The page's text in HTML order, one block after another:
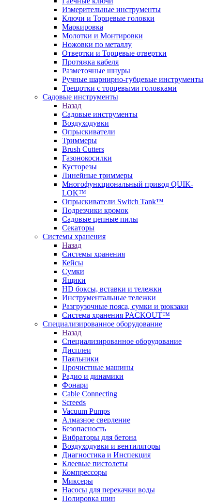
Измерительные инструменты
Ключи и Торцевые головки
Маркировка
Молотки и Монтировки
Ножовки по металлу
Отвертки и Торцевые отвертки
Протяжка кабеля
Разметочные шнуры
Ручные шарнирно-губцевые инструменты
Трещотки с торцевыми головками
Садовые инструменты
Назад
Садовые инструменты
Воздуходувки
Опрыскиватели
Триммеры
Brush Cutters
Газонокосилки
Кусторезы
Линейные триммеры
Многофункциональный привод QUIK-
LOK™
Опрыскиватели Switch Tank™
Подрезчики кромок
Садовые цепные пилы
Секаторы
Системы хранения
Назад
Системы хранения
Кейсы
Сумки
Ящики
HD боксы, вставки и тележки
Инструментальные тележки
Разгрузочные пояса, сумки и рюкзаки
Система хранения PACKOUT™
Специализированное оборудование
Назад
Специализированное оборудование
Дисплеи
Паяльники
Прочистные машины
Радио и динамики
Фонари
Cable Connecting
Screeds
Vacuum Pumps
Алмазное сверление
Безопасность
Вибраторы для бетона
Воздуходувки и вентиляторы
Диагностика и Инспекция
Клеевые пистолеты
Компрессоры
Миксеры
Насосы для перекачки воды
Полировка шин